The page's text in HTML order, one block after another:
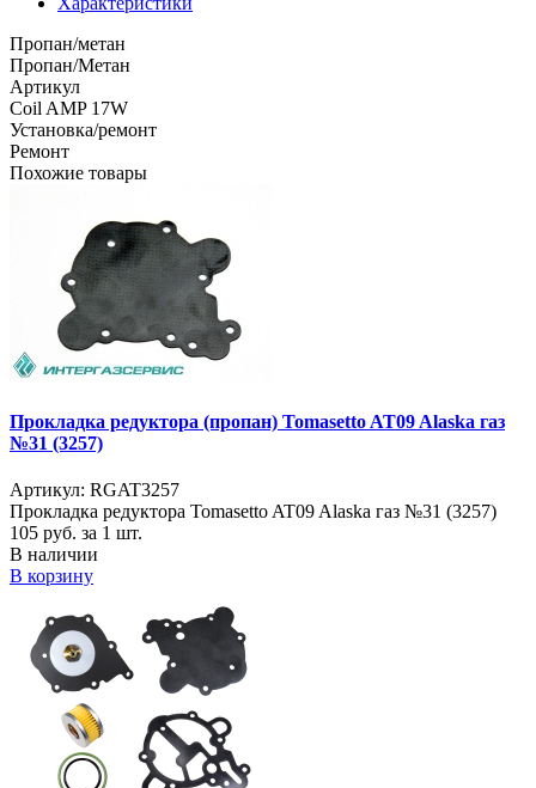
Пропан/метан
Пропан/Метан
Артикул
Coil AMP 17W
Установка/ремонт
Ремонт
Похожие товары
Прокладка редуктора (пропан) Tomasetto AT09 Alaska газ
№31 (3257)
Артикул: RGAT3257
Прокладка редуктора Tomasetto AT09 Alaska газ №31 (3257)
105 руб. за 1 шт.
В наличии
В корзину